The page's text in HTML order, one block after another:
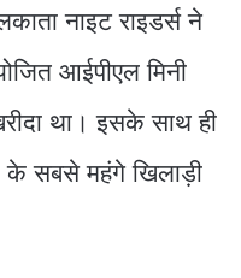
नाइट राइडर्स ने
आईपीएल मिनी
था। इसके साथ ही
के सबसे महंगे खिलाड़ी